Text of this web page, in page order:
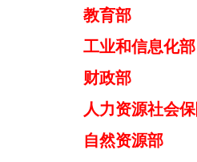
教育部
工业和信息化部
财政部
人力资源社会
自然资源部